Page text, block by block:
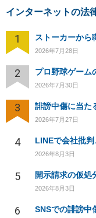
インターネットの法
1 ストーカーから
2026年7月28日
2 プロ野球ゲーム
2026年7月30日
3
2026年7月27日
4 LINEで会社批
2026年8月3日
5
2026年8月3日
6 SNSでの誹謗中